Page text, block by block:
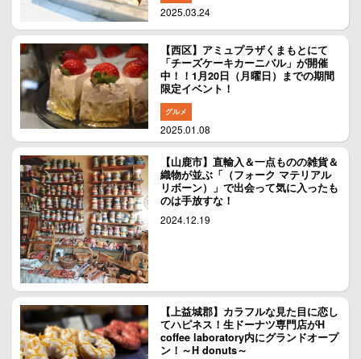
2025.03.24
【西区】アミュプラザくまもとにて
「チーズケーキカーニバル」が開催
中！！1月20日（月曜日）までの期間
限定イベント！
グルメ
2025.01.08
【山鹿市】直輸入＆一点ものの雑貨＆
織物が並ぶ「（フォーク マテリアル
リボーン）」で出会って気に入ったも
のは手放すな！
2024.12.19
【上益城郡】カラフルな見た目に恋し
てハピネス！生ドーナツ専門店がH
coffee laboratory内にグランドオープ
ン！～H donuts～